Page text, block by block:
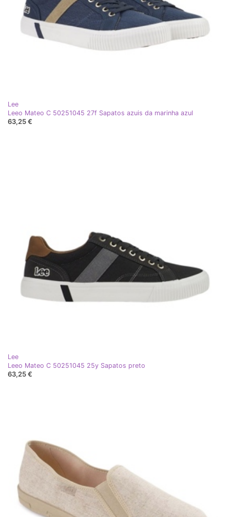
Lee
Leeo Mateo C 50251045 27f Sapatos azuis da marinha azul
63,25 €
Lee
Leeo Mateo C 50251045 25y Sapatos preto
63,25 €